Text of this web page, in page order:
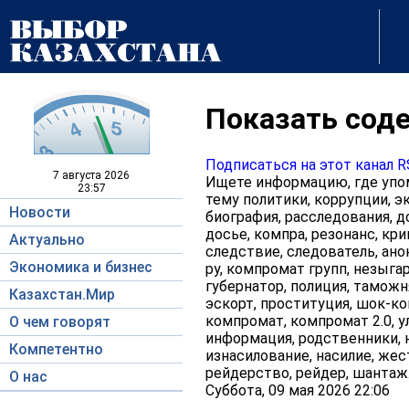
7 августа 2026
23:57
Новости
Актуально
Экономика и бизнес
Казахстан.Мир
О чем говорят
Компетентно
О нас
Показать
Подписаться на этот канал
Ищете информацию, где
тему политики, коррупции,
биография, расследования,
досье, компра, резонанс,
следствие, следователь,
ру, компромат групп,
губернатор, полиция,
эскорт, проституция, шок-
компромат, компромат 2.0,
информация, родственники,
изнасилование, насилие,
рейдерство, рейдер,
Суббота, 09 мая 2026 22:06